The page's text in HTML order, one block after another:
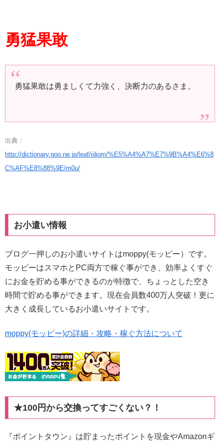
勇猛果敢
勇猛果敢は勇ましくて力強く、決断力のあるさま。
出典：
http://dictionary.goo.ne.jp/leaf/idiom/%E5%A4%A7%E7%9B%A4%E6%8
C%AF%E8%88%9E/m0u/
お小遣い情報
ブログ一押しのお小遣いサイトはmoppy(モッピー）です。
モッピーはスマホとPC両方で稼ぐ事ができ、効率よくすぐ
にお金を貯める事ができるのが特徴で、ちょっとした空き
時間で貯める事ができます。現在会員数400万人突破！更に
大きく成長しているお小遣いサイトです。
moppy(モッピー)の詳細・攻略・稼ぐ方法について
★100円から交換ってすごくない？！
『ポイントタウン』は貯まったポイントを現金やAmazonギ